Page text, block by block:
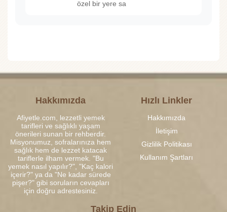
özel bir yere sa
Hakkımızda
Afiyetle.com, lezzetli yemek
tarifleri ve sağlıklı yaşam
önerileri sunan bir rehberdir.
Misyonumuz, sofralarınıza hem
sağlık hem de lezzet katacak
tariflerle ilham vermek. "Bu
yemek nasıl yapılır?", "Kaç kalori
içerir?" ya da "Ne kadar sürede
pişer?" gibi soruların cevapları
için doğru adrestesiniz.
Hızlı Linkler
Hakkımızda
İletişim
Gizlilik Politikası
Kullanım Şartları
Takip Edin